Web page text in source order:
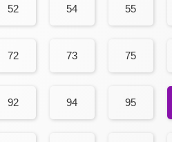
52 54 55
72 73 75
92 94 95